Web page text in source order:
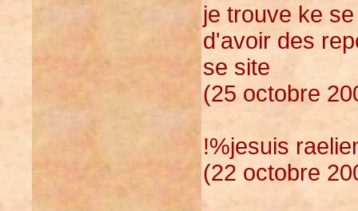
je trouve ke
d'avoir des
se site
(25 octobre
!%jesuis
(22 octobre